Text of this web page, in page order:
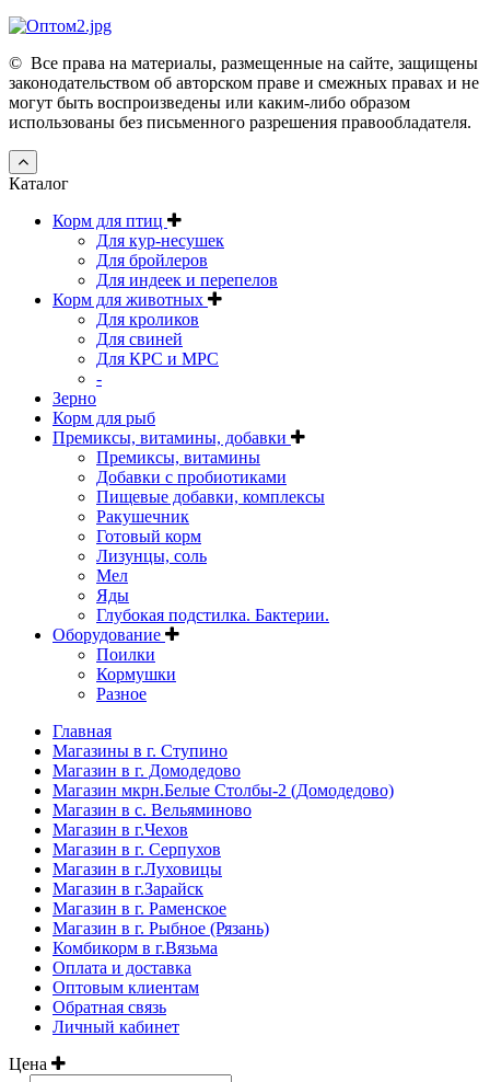
© Все права на материалы, размещенные на сайте, защищены
законодательством об авторском праве и смежных правах и не
могут быть воспроизведены или каким-либо образом
использованы без письменного разрешения правообладателя.
Каталог
Корм для птиц
Для кур-несушек
Для бройлеров
Для индеек и перепелов
Корм для животных
Для кроликов
Для свиней
Для КРС и МРС
-
Зерно
Корм для рыб
Премиксы, витамины, добавки
Премиксы, витамины
Добавки с пробиотиками
Пищевые добавки, комплексы
Ракушечник
Готовый корм
Лизунцы, соль
Мел
Яды
Глубокая подстилка. Бактерии.
Оборудование
Поилки
Кормушки
Разное
Главная
Магазины в г. Ступино
Магазин в г. Домодедово
Магазин мкрн.Белые Столбы-2 (Домодедово)
Магазин в с. Вельяминово
Магазин в г.Чехов
Магазин в г. Серпухов
Магазин в г.Луховицы
Магазин в г.Зарайск
Магазин в г. Раменское
Магазин в г. Рыбное (Рязань)
Комбикорм в г.Вязьма
Оплата и доставка
Оптовым клиентам
Обратная связь
Личный кабинет
Цена